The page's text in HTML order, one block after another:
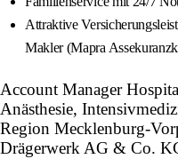
Attraktive
Makler (Mapra
Account Manager
Anästhesie,
Region Mecklenburg-
Drägerwerk AG & Co.